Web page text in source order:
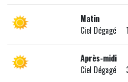
Matin
Ciel Dégagé
Après-midi
Ciel Dégagé